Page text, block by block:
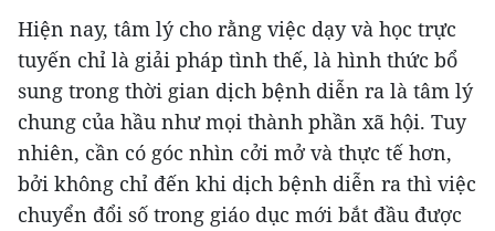
Hiện nay, tâm lý cho rằng việc dạy và học trực
tuyến chỉ là giải pháp tình thế, là hình thức bổ
sung trong thời gian dịch bệnh diễn ra là tâm lý
chung của hầu như mọi thành phần xã hội. Tuy
nhiên, cần có góc nhìn cởi mở và thực tế hơn,
bởi không chỉ đến khi dịch bệnh diễn ra thì việc
chuyển đổi số trong giáo dục mới bắt đầu được